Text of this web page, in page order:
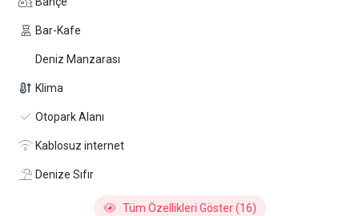
Bar-Kafe
Deniz Manzarası
Klima
Otopark Alanı
Kablosuz internet
Denize Sıfır
Tüm Özellikleri Göster (16)